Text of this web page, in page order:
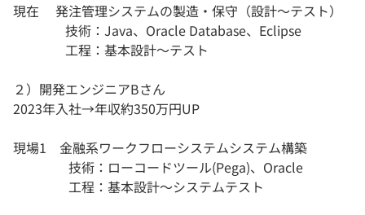
現在 発注管理システムの製造・保守（設計～テスト）
技術：Java、Oracle Database、Eclipse
工程：基本設計～テスト
２）開発エンジニアBさん
2023年入社→年収約350万円UP
現場1 金融系ワークフローシステムシステム構築
技術：ローコードツール(Pega)、Oracle
工程：基本設計～システムテスト